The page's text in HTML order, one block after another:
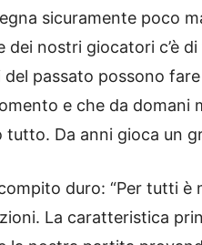
sicuramente poco
dei nostri giocatori c’è
passato possono
e che da domani
Da anni gioca un
duro: “Per tutti
La caratteristica